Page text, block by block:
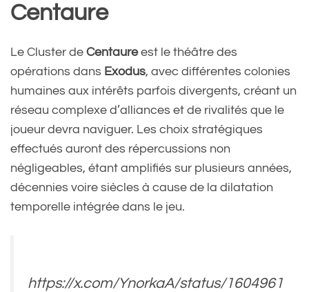
Centaure
Le Cluster de Centaureest le théâtre des
opérations dans Exodus, avec différentes colonies
humaines aux intérêts parfois divergents, créant un
réseau complexe d’alliances et de rivalités que le
joueur devra naviguer. Les choix stratégiques
effectués auront des répercussions non
négligeables, étant amplifiés sur plusieurs années,
décennies voire siècles à cause de la dilatation
temporelle intégrée dans le jeu.
https://x.com/YnorkaA/status/1604961